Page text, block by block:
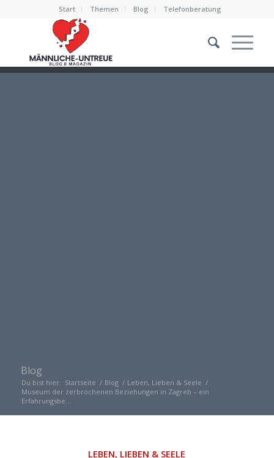
Start Themen Blog Telefonberatung
Blog
Du bist hier: Startseite / Blog / Leben, Lieben & Seele /
Museum der zerbrochenen Beziehungen in Zagreb – ein
Erfahrungsbe...
LEBEN, LIEBEN & SEELE